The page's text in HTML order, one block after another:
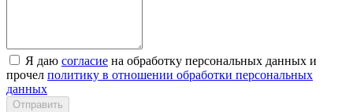
Я даю согласие на обработку персональных данных и
прочел политику в отношении обработки персональных
данных
Отправить